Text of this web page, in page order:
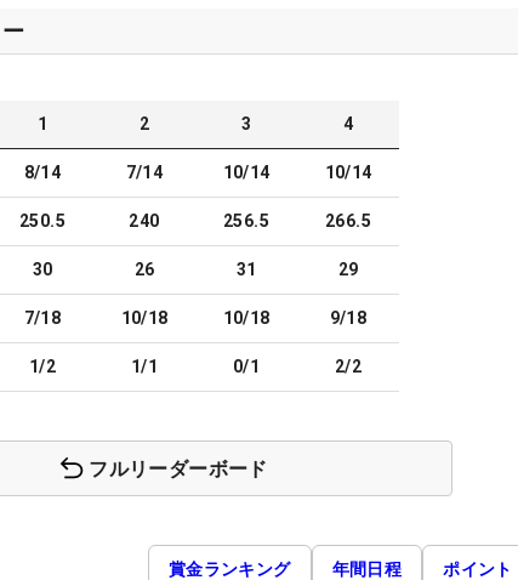
1 2 3 4
8/14 7/14 10/14 10/14
250.5 240 256.5 266.5
30 26 31 29
7/18 10/18 10/18 9/18
1/2 1/1 0/1 2/2
フルリーダーボード
賞金ランキング 年間日程 ポイント